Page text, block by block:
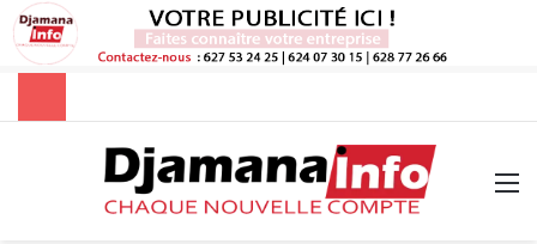
Rechercher